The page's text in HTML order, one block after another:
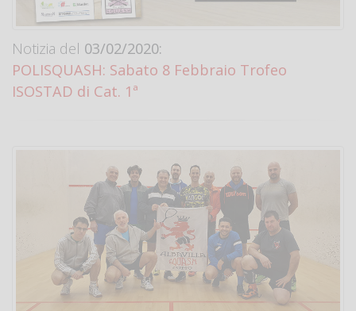
Notizia del 03/02/2020:
POLISQUASH: Sabato 8 Febbraio Trofeo
ISOSTAD di Cat. 1ª